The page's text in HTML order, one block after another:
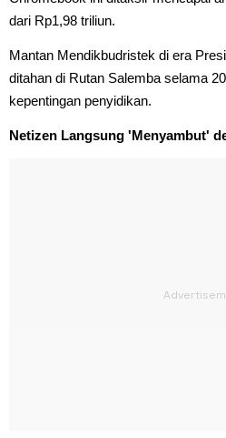
dari Rp1,98 triliun.
Mantan Mendikbudristek di era
ditahan di Rutan Salemba selama
kepentingan penyidikan.
Netizen Langsung 'Menyambut'